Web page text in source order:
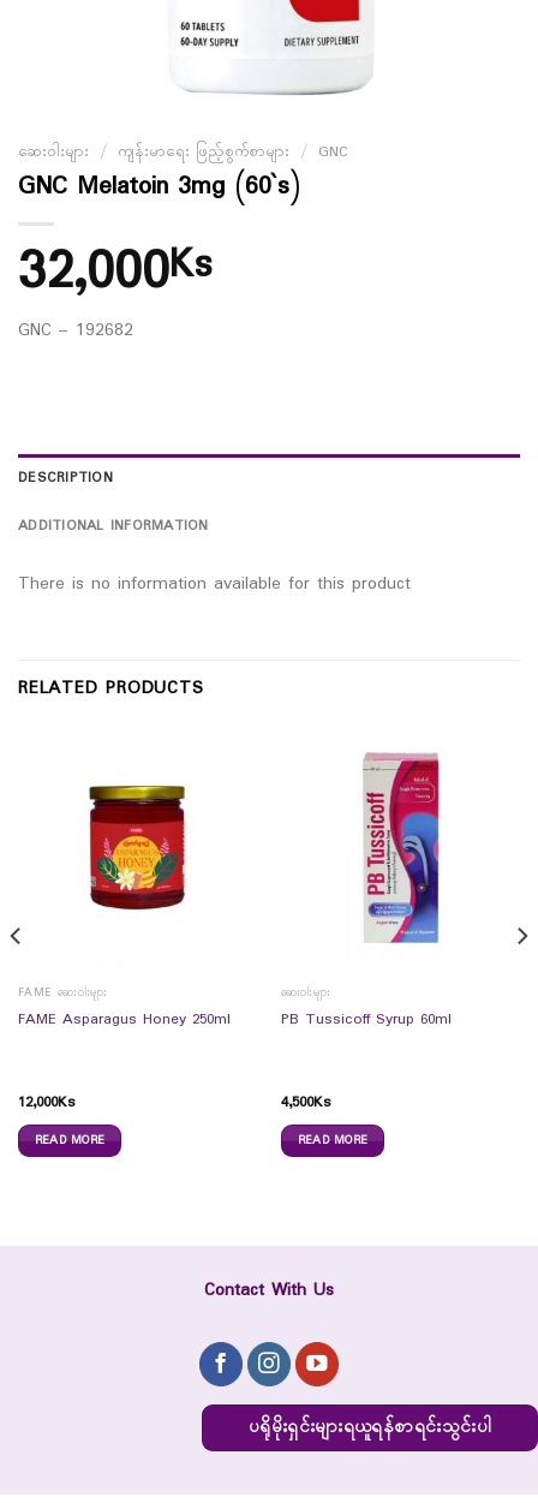
ဆေးဝါးများ / ကျန်းမာရေး ဖြည့်စွက်စာများ / GNC
GNC Melatoin 3mg (60`s)
32,000Ks
GNC – 192682
DESCRIPTION
ADDITIONAL INFORMATION
There is no information available for this product
RELATED PRODUCTS
FAME ဆေးဝါးများ
FAME Asparagus Honey 250ml
12,000Ks
READ MORE
ဆေးဝါးများ
PB Tussicoff Syrup 60ml
4,500Ks
READ MORE
Contact With Us
ပရိုမိုးရှင်းများရယူရန်စာရင်းသွင်းပါ